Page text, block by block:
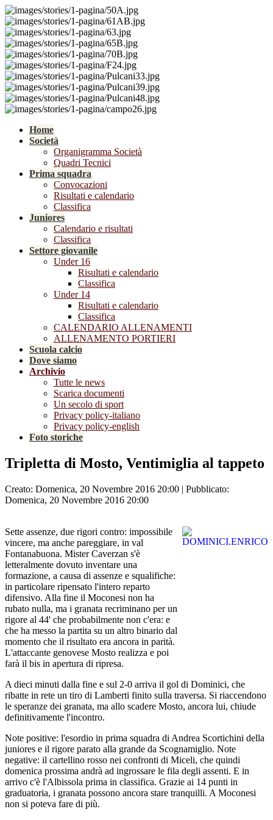
Home
Società
Organigramma Società
Quadri Tecnici
Prima squadra
Convocazioni
Risultati e calendario
Classifica
Juniores
Calendario e risultati
Classifica
Settore giovanile
Under 16
Risultati e calendario
Classifica
Under 14
Risultati e calendario
Classifica
CALENDARIO ALLENAMENTI
ALLENAMENTO PORTIERI
Scuola calcio
Dove siamo
Archivio
Tutte le news
Scarica documenti
Un secolo di sport
Privacy policy-italiano
Privacy policy-english
Foto storiche
Tripletta di Mosto, Ventimiglia al tappeto
Creato: Domenica, 20 Novembre 2016 20:00 | Pubblicato:
Domenica, 20 Novembre 2016 20:00
Sette assenze, due rigori contro: impossibile
vincere, ma anche pareggiare, in val
Fontanabuona. Mister Caverzan s'è
letteralmente dovuto inventare una
formazione, a causa di assenze e squalifiche:
in particolare ripensato l'intero reparto
difensivo. Alla fine il Moconesi non ha
rubato nulla, ma i granata recriminano per un
rigore al 44' che probabilmente non c'era: e
che ha messo la partita su un altro binario dal
momento che il risultato era ancora in parità.
L'attaccante genovese Mosto realizza e poi
farà il bis in apertura di ripresa.
A dieci minuti dalla fine e sul 2-0 arriva il gol di Dominici, che
ribatte in rete un tiro di Lamberti finito sulla traversa. Si riaccendono
le speranze dei granata, ma allo scadere Mosto, ancora lui, chiude
definitivamente l'incontro.
Note positive: l'esordio in prima squadra di Andrea Scortichini della
juniores e il rigore parato alla grande da Scognamiglio. Note
negative: il cartellino rosso nei confronti di Miceli, che quindi
domenica prossima andrà ad ingrossare le fila degli assenti. E in
arrivo c'è l'Albissola prima in classifica. Grazie ai 14 punti in
graduatoria, i granata possono ancora stare tranquilli. A Moconesi
non si poteva fare di più.